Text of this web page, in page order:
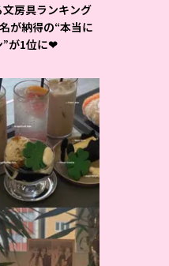
房具ランキング
が納得の“本当に
”が1位に❤